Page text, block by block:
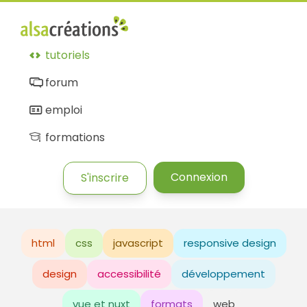
tutoriels
forum
emploi
formations
S'inscrire Connexion
html css javascript responsive design
design accessibilité développement
vue et nuxt formats web